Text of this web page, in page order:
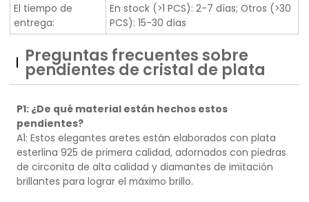
El tiempo de
entrega:
En stock (>1 PCS): 2-7 días; Otros (>30
PCS): 15-30 días
Preguntas frecuentes sobre
pendientes de cristal de plata
P1: ¿De qué material están hechos estos
pendientes?
A1: Estos elegantes aretes están elaborados con plata
esterlina 925 de primera calidad, adornados con piedras
de circonita de alta calidad y diamantes de imitación
brillantes para lograr el máximo brillo.